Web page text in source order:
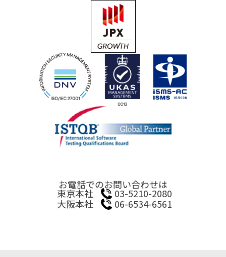
お電話でのお問い合わせは
東京本社
03-5210-2080
大阪本社
06-6534-6561